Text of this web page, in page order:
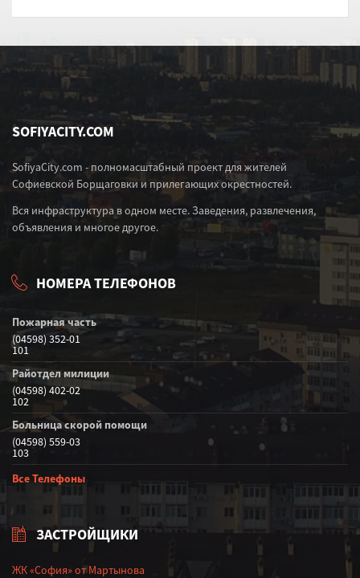
SOFIYACITY.COM
SofiyaCity.com - полномасштабный проект для жителей
Софиевской Борщаговки и прилегающих окрестностей.
Вся инфраструктура в одном месте. Заведения, развлечения,
объявления и многое другое.
НОМЕРА ТЕЛЕФОНОВ
Пожарная часть
(04598) 352-01
101
Райотдел милиции
(04598) 402-02
102
Больница скорой помощи
(04598) 559-03
103
Все Телефоны
ЗАСТРОЙЩИКИ
ЖК «София» от Мартынова